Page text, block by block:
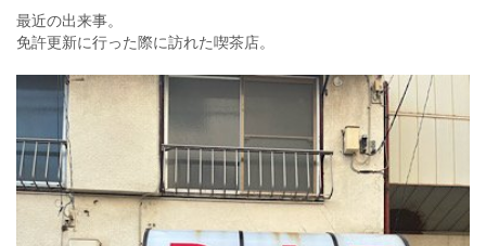
最近の出来事。
免許更新に行った際に訪れた喫茶店。